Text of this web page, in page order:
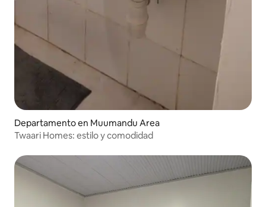
Departamento en Muumandu Area
Twaari Homes: estilo y comodidad